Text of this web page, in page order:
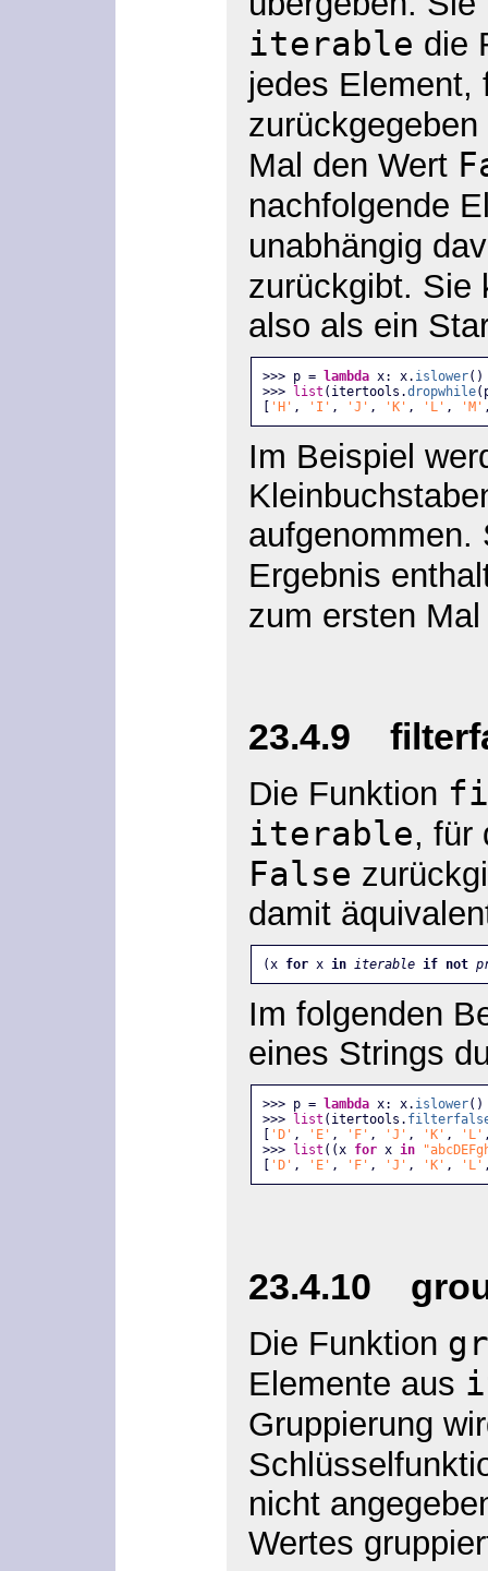
iterable die
jedes
Mal den Wert
nachfolgende
unabhängig
zurückgibt. Sie
also als ein
>>> p = lambda x: x. islower()
>>>
list (itertools.dropwhile
'H' , 'I' , 'J' , 'K' , 'L' , 'M'
Im Beispiel
aufgenommen.
Ergebnis
zum ersten
23.4.9
Die Funktion
iterable, für
False
damit
(x for x in iterable if not
Im folgenden
eines Strings
>>> p = lambda x: x. islower()
>>>
list (itertools.
'D' , 'E' , 'F' , 'J' , 'K' , 'L'
>>>
list ((x for x in
'D' , 'E' , 'F' , 'J' , 'K' , 'L'
23.4.10
Die Funktion
Elemente aus
Gruppierung
nicht
Wertes